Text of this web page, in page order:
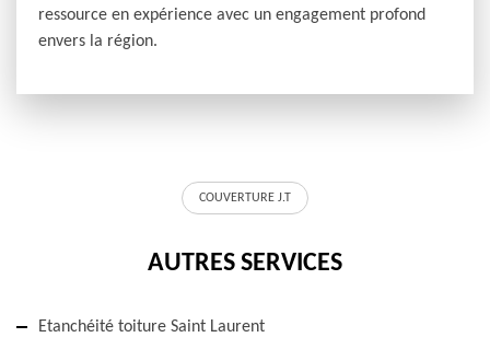
ressource en expérience avec un engagement profond
envers la région.
COUVERTURE J.T
AUTRES SERVICES
Etanchéité toiture Saint Laurent